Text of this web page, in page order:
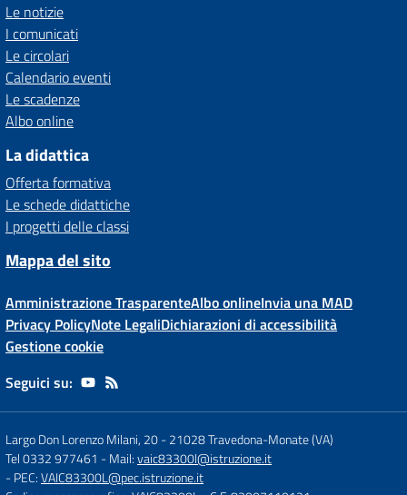
Le notizie
I comunicati
Le circolari
Calendario eventi
Le scadenze
Albo online
La didattica
Offerta formativa
Le schede didattiche
I progetti delle classi
Mappa del sito
Amministrazione TrasparenteAlbo onlineInvia una MAD
Privacy PolicyNote LegaliDichiarazioni di accessibilità
Gestione cookie
Seguici su:
Largo Don Lorenzo Milani, 20-21028 Travedona-Monate (VA)
Tel 0332 977461 - Mail:vaic83300l@istruzione.it
- PEC:VAIC83300L@pec.istruzione.it